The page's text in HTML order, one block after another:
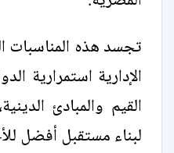
تجسد هذه المناسبات
الإدارية استمرارية
القيم والمبادئ
لبناء مستقبل أفضل